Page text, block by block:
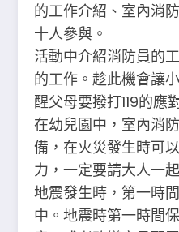
的工作介紹、室內消
十人參與。
活動中介紹消防員的
的工作。趁此機會讓
醒父母要撥打119的應
在幼兒園中，室內消
備，在火災發生時可
力，一定要請大人一
地震發生時，第一時
中。地震時第一時間